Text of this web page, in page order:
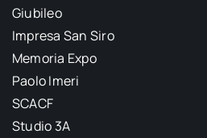
Giubileo
Impresa San Siro
Memoria Expo
Paolo Imeri
SCACF
Studio 3A